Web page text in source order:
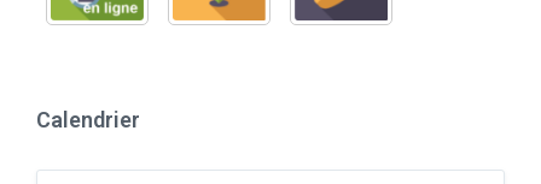
Calendrier